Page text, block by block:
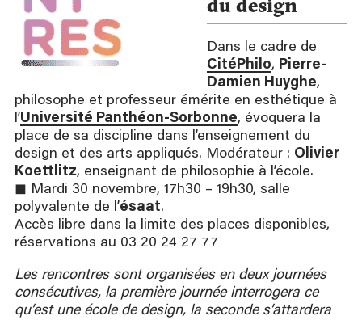
Dans le cadre de
CitéPhilo, Pierre-
Damien Huyghe,
philosophe et professeur émérite en esthétique à
l’Université Panthéon-Sorbonne, évoquera la
place de sa discipline dans l’enseignement du
design et des arts appliqués. Modérateur : Olivier
Koettlitz, enseignant de philosophie à l’école.
◼ Mardi 30 novembre, 17h30 – 19h30, salle
polyvalente de l’ésaat.
Accès libre dans la limite des places disponibles,
réservations au 03 20 24 27 77
Les rencontres sont organisées en deux journées
consécutives, la première journée interrogera ce
qu’est une école de design, la seconde s’attardera